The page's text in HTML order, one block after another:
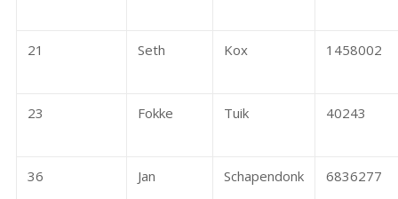
21 Seth Kox 1458002
23 Fokke Tuik 40243
36 Jan Schapendonk 6836277